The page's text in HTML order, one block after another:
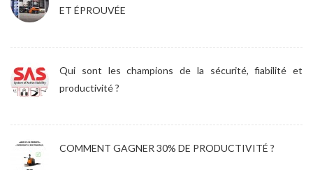
ET ÉPROUVÉE
Qui sont les champions de la sécurité, fiabilité et
productivité ?
COMMENT GAGNER 30% DE PRODUCTIVITÉ ?